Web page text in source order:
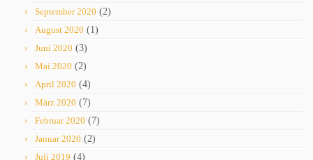
September 2020 (2)
August 2020 (1)
Juni 2020 (3)
Mai 2020 (2)
April 2020 (4)
März 2020 (7)
Februar 2020 (7)
Januar 2020 (2)
Juli 2019 (4)